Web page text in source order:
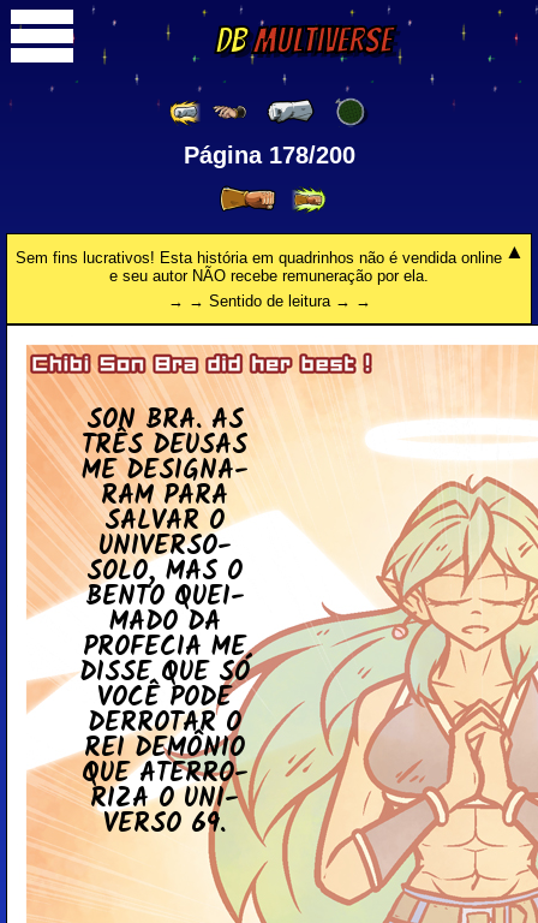
DBMultiverse
Página 178/200
Sem fins lucrativos! Esta história em quadrinhos não é vendida online
e seu autor NÃO recebe remuneração por ela.
→ → Sentido de leitura → →
SON BRA. AS
TRÊS DEUSAS
ME DE­SIG­NA­
RAM PARA
SALVAR O
UNI­VERSO-
SOLO, MAS O
BENTO QUEI­
MADO DA
PRO­FE­CIA ME
DISSE QUE SÓ
VOCÊ PODE
DER­RO­TAR O
REI DEMÔNIO
QUE ATER­RO­
RIZA O UNI­
VERSO 69.